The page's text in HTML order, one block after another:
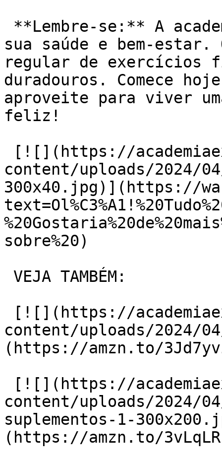
sua saúde e bem-
regular de exercícios
duradouros. Comece
aproveite para viver
feliz!
content/uploads/2024/
300x40.jpg)](https://
sobre%20)
content/uploads/2024/
(https://amzn.to/
content/uploads/2024/
suplementos-1-
(https://amzn.to/